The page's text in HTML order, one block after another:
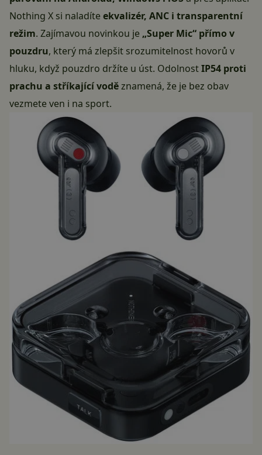
Nothing X si naladíteekvalizér, ANC i transparentní
režim. Zajímavou novinkou je „Super Mic“ přímo v
pouzdru, který má zlepšit srozumitelnost hovorů v
hluku, když pouzdro držíte u úst. OdolnostIP54 proti
prachu a stříkající voděznamená, že je bez obav
vezmete ven i na sport.